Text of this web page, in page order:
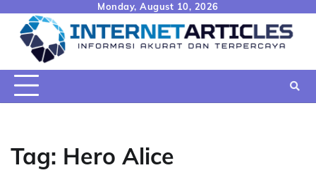
content
Monday, August 10, 2026
Tag: Hero Alice